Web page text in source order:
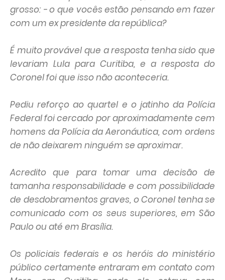
grosso: - o que vocês estão pensando em fazer
com um ex presidente da república?
É muito provável que a resposta tenha sido que
levariam Lula para Curitiba, e a resposta do
Coronel foi que isso não aconteceria.
Pediu reforço ao quartel e o jatinho da Polícia
Federal foi cercado por aproximadamente cem
homens da Polícia da Aeronáutica, com ordens
de não deixarem ninguém se aproximar.
Acredito que para tomar uma decisão de
tamanha responsabilidade e com possibilidade
de desdobramentos graves, o Coronel tenha se
comunicado com os seus superiores, em São
Paulo ou até em Brasília.
Os policiais federais e os heróis do ministério
público certamente entraram em contato com